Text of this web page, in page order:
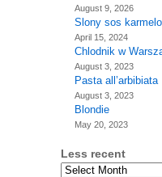
August 9, 2026
Slony sos
April 15, 2024
Chlodnik w
August 3, 2023
Pasta all’arbibiata
August 3, 2023
Blondie
May 20, 2023
Less recent
Archives